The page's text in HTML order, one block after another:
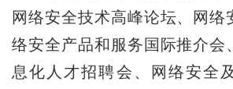
网络安全技术高峰论坛、网络
络安全产品和服务国际推介会
息化人才招聘会、网络安全